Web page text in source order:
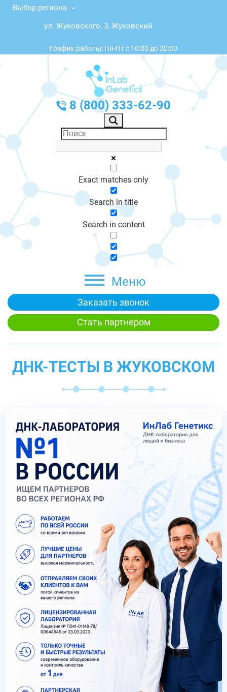
Выбор региона
ул. Жуковского, 3, Жуковский
График работы: Пн-Пт с 10:00 до 20:00
8 (800) 333-62-90
Exact matches only
Search in title
Search in content
Меню
Заказать звонок
Стать партнером
ДНК-ТЕСТЫ В ЖУКОВСКОМ